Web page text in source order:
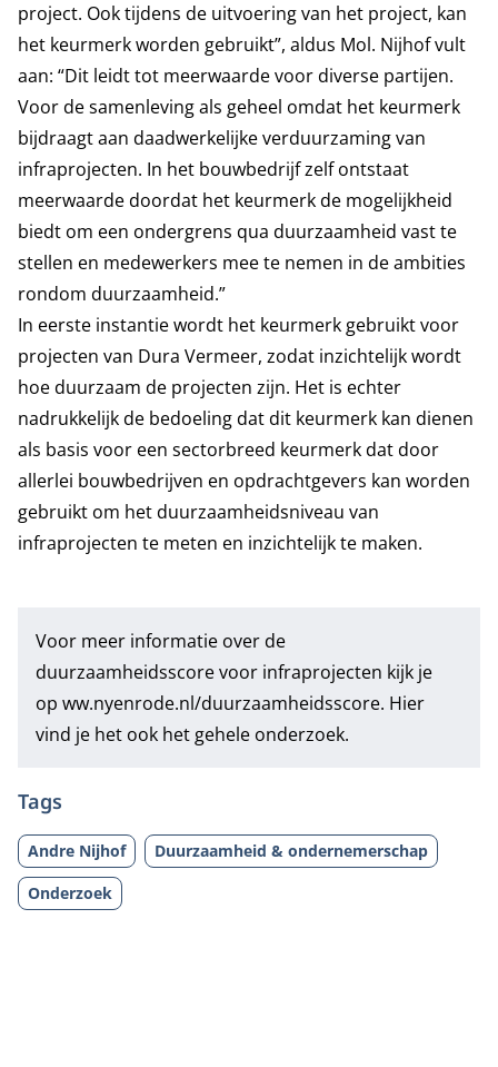
project. Ook tijdens de uitvoering van het project, kan
het keurmerk worden gebruikt”, aldus Mol. Nijhof vult
aan: “Dit leidt tot meerwaarde voor diverse partijen.
Voor de samenleving als geheel omdat het keurmerk
bijdraagt aan daadwerkelijke verduurzaming van
infraprojecten. In het bouwbedrijf zelf ontstaat
meerwaarde doordat het keurmerk de mogelijkheid
biedt om een ondergrens qua duurzaamheid vast te
stellen en medewerkers mee te nemen in de ambities
rondom duurzaamheid.”
In eerste instantie wordt het keurmerk gebruikt voor
projecten van Dura Vermeer, zodat inzichtelijk wordt
hoe duurzaam de projecten zijn. Het is echter
nadrukkelijk de bedoeling dat dit keurmerk kan dienen
als basis voor een sectorbreed keurmerk dat door
allerlei bouwbedrijven en opdrachtgevers kan worden
gebruikt om het duurzaamheidsniveau van
infraprojecten te meten en inzichtelijk te maken.
Voor meer informatie over de
duurzaamheidsscore voor infraprojecten kijk je
op ww.nyenrode.nl/duurzaamheidsscore. Hier
vind je het ook het gehele onderzoek.
Tags
Andre Nijhof
Duurzaamheid & ondernemerschap
Onderzoek